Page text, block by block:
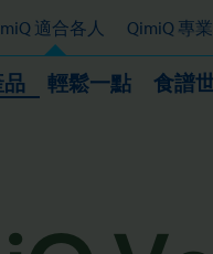
適合各人
輕鬆一點 食譜
QimiQ 專